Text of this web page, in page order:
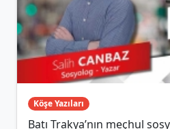
Köşe Yazıları
Batı Trakya’nın meçhul